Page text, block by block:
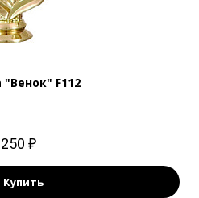
"Венок" F112
250 ₽
Купить